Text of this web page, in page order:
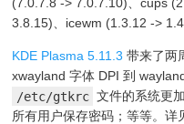
(7.0.7.8 -> 7.0.7.10)、cups
3.8.15)、icewm (1.3.12 ->
KDE Plasma 5.11.3 带来了两
xwayland 字体 DPI 到
/etc/gtkrc 文件的系统更
所有用户保存密码；等等。详